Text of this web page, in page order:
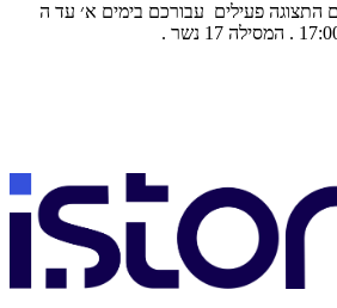
התצוגה פעילים עבורכם בימים א׳ עד ה